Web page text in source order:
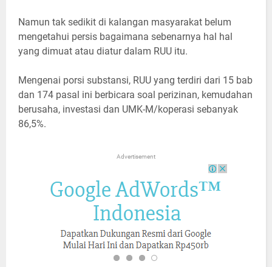
Namun tak sedikit di kalangan masyarakat belum
mengetahui persis bagaimana sebenarnya hal hal
yang dimuat atau diatur dalam RUU itu.
Mengenai porsi substansi, RUU yang terdiri dari 15 bab
dan 174 pasal ini berbicara soal perizinan, kemudahan
berusaha, investasi dan UMK-M/koperasi sebanyak
86,5%.
Advertisement